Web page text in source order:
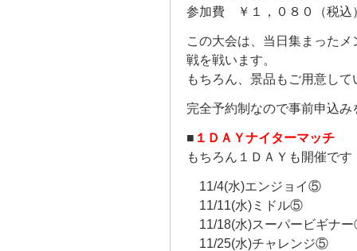
参加費 ￥１，０８０（税込
この大会は、当日集まった
戦を戦います。
もちろん、景品もご用意して
完全予約制なので事前申込
■ １ＤＡＹナイターマッチ
もちろん１ＤＡＹも開催で
11/4(水)エンジョイ⑤
11/11(水)ミドル⑤
11/18(水)スーパービギナ
11/25(水)チャレンジ⑤